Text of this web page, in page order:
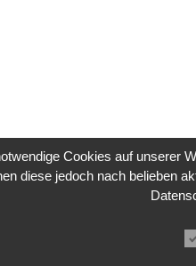
Cookies auf unserer
diese jedoch nach belieben